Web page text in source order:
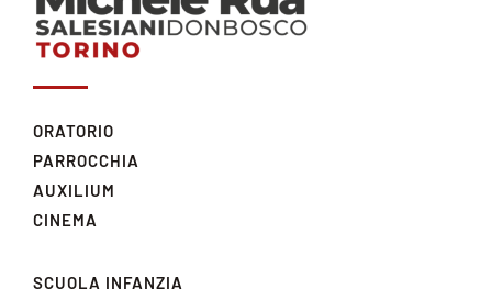
ORATORIO
PARROCCHIA
AUXILIUM
CINEMA
SCUOLA INFANZIA